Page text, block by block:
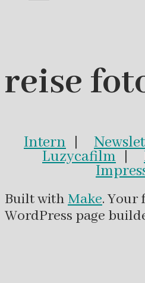
reise
Intern |
Luzycafilm |
Built with Make.
WordPress page